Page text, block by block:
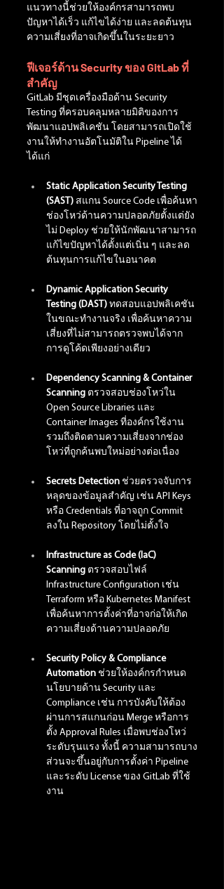
แนวทางนี้ช่วยให้องค์กรสามารถพบ
ปัญหาได้เร็ว แก้ไขได้ง่าย และลดต้นทุน
ความเสี่ยงที่อาจเกิดขึ้นในระยะยาว
ฟีเจอร์ด้าน Security ของ GitLab ที่
สำคัญ
GitLab มีชุดเครื่องมือด้าน Security
Testing ที่ครอบคลุมหลายมิติของการ
พัฒนาแอปพลิเคชัน โดยสามารถเปิดใช้
งานให้ทำงานอัตโนมัติใน Pipeline ได้
ได้แก่
Static Application Security Testing
(SAST) สแกน Source Code เพื่อค้นหา
ช่องโหว่ด้านความปลอดภัยตั้งแต่ยัง
ไม่ Deploy ช่วยให้นักพัฒนาสามารถ
แก้ไขปัญหาได้ตั้งแต่เนิ่น ๆ และลด
ต้นทุนการแก้ไขในอนาคต
Dynamic Application Security
Testing (DAST) ทดสอบแอปพลิเคชัน
ในขณะทำงานจริง เพื่อค้นหาความ
เสี่ยงที่ไม่สามารถตรวจพบได้จาก
การดูโค้ดเพียงอย่างเดียว
Dependency Scanning & Container
Scanning ตรวจสอบช่องโหว่ใน
Open Source Libraries และ
Container Images ที่องค์กรใช้งาน
รวมถึงติดตามความเสี่ยงจากช่อง
โหว่ที่ถูกค้นพบใหม่อย่างต่อเนื่อง
Secrets Detection ช่วยตรวจจับการ
หลุดของข้อมูลสำคัญ เช่น API Keys
หรือ Credentials ที่อาจถูก Commit
ลงใน Repository โดยไม่ตั้งใจ
Infrastructure as Code (IaC)
Scanning ตรวจสอบไฟล์
Infrastructure Configuration เช่น
Terraform หรือ Kubernetes Manifest
เพื่อค้นหาการตั้งค่าที่อาจก่อให้เกิด
ความเสี่ยงด้านความปลอดภัย
Security Policy & Compliance
Automation ช่วยให้องค์กรกำหนด
นโยบายด้าน Security และ
Compliance เช่น การบังคับให้ต้อง
ผ่านการสแกนก่อน Merge หรือการ
ตั้ง Approval Rules เมื่อพบช่องโหว่
ระดับรุนแรง ทั้งนี้ ความสามารถบาง
ส่วนจะขึ้นอยู่กับการตั้งค่า Pipeline
และระดับ License ของ GitLab ที่ใช้
งาน